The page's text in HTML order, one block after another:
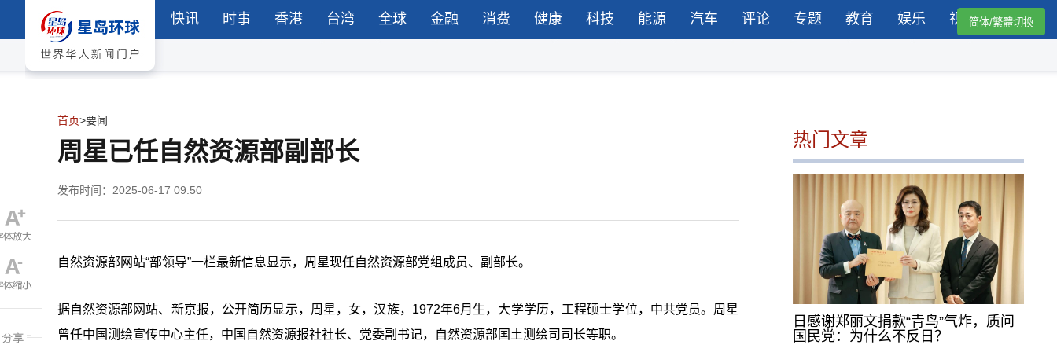
快讯 时事 香港 台湾 全球 金融 消费 健康 科技 能源 汽车 评论 专题 教育 娱乐 视频简体/繁體切換
首页>要闻
周星已任自然资源部副部长
发布时间：2025-06-17 09:50
自然资源部网站“部领导”一栏最新信息显示，周星现任自然资源部党组成员、副部长。
据自然资源部网站、新京报，公开简历显示，周星，女，汉族，1972年6月生，大学学历，工程硕士学位，中共党员。周星
曾任中国测绘宣传中心主任，中国自然资源报社社长、党委副书记，自然资源部国土测绘司司长等职。
热门文章
日感谢郑丽文捐款“青鸟”气炸，质问
国民党：为什么不反日？